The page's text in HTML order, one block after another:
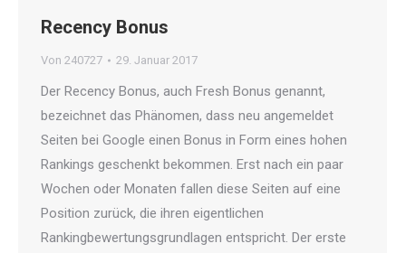
Recency Bonus
Von 240727 29. Januar 2017
Der Recency Bonus, auch Fresh Bonus genannt,
bezeichnet das Phänomen, dass neu angemeldet
Seiten bei Google einen Bonus in Form eines hohen
Rankings geschenkt bekommen. Erst nach ein paar
Wochen oder Monaten fallen diese Seiten auf eine
Position zurück, die ihren eigentlichen
Rankingbewertungsgrundlagen entspricht. Der erste